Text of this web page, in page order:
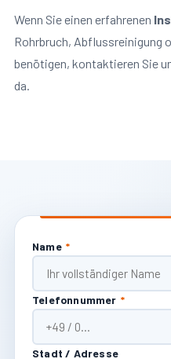
Wenn Sie einen erfahrenen
Rohrbruch, Abflussreinigung
benötigen, kontaktieren Sie
da.
Name *
Telefonnummer *
Stadt / Adresse